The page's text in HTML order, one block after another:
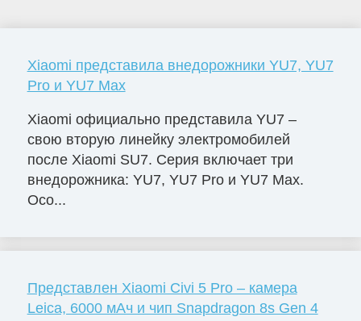
Xiaomi представила внедорожники YU7, YU7
Pro и YU7 Max
Xiaomi официально представила YU7 –
свою вторую линейку электромобилей
после Xiaomi SU7. Серия включает три
внедорожника: YU7, YU7 Pro и YU7 Max.
Осо...
Представлен Xiaomi Civi 5 Pro – камера
Leica, 6000 мАч и чип Snapdragon 8s Gen 4